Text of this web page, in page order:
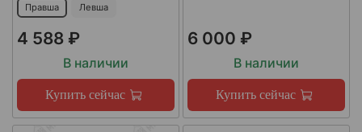
Правша Левша
4 588 ₽
В наличии
Купить сейчас
6 000 ₽
В наличии
Купить сейчас